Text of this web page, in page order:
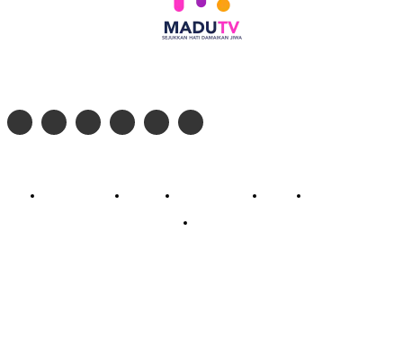
Profil Madu TV Redaksi Pedoman Siber Kontak